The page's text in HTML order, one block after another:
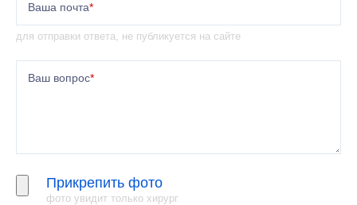
Ваша почта*
для отправки ответа, не публикуется на сайте
Ваш вопрос*
Прикрепить фото
фото увидит только хирург